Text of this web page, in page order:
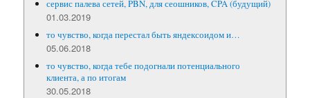
сервис палева сетей, PBN, для сеошников, CPA (будущий)
01.03.2019
то чувство, когда перестал быть яндексоидом и…
05.06.2018
то чувство, когда тебе подогнали потенциального
клиента, а по итогам
30.05.2018